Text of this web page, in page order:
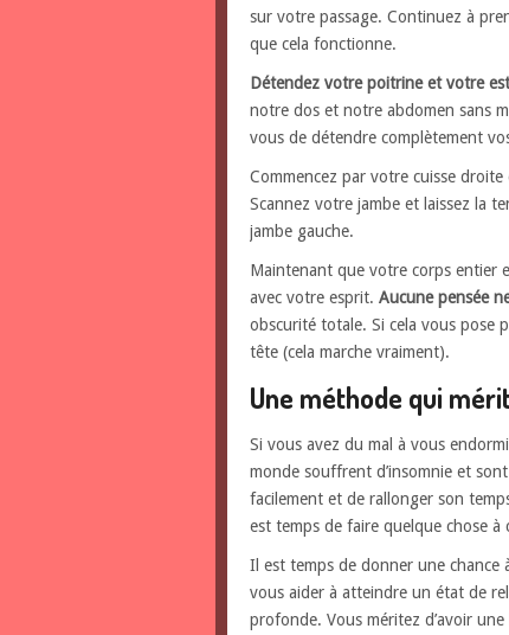
sur votre passage. Continuez à
que cela fonctionne.
Détendez votre poitrine et votre
notre dos et notre abdomen sans
vous de détendre complètement
Commencez par votre cuisse
Scannez votre jambe et laissez la
jambe gauche.
Maintenant que votre corps entier
avec votre esprit.Aucune pensée
obscurité totale. Si cela vous pose
tête (cela marche vraiment).
Une méthode qui
Si vous avez du mal à vous
monde souffrent d’insomnie et
facilement et de rallonger son
est temps de faire quelque chose à
Il est temps de donner une chance
vous aider à atteindre un état de
profonde. Vous méritez d’avoir